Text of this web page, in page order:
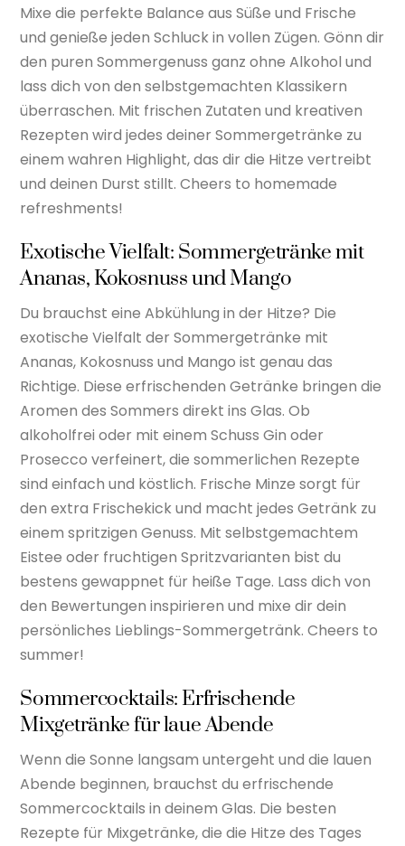
Mixe die perfekte Balance aus Süße und Frische
und genieße jeden Schluck in vollen Zügen. Gönn dir
den puren Sommergenuss ganz ohne Alkohol und
lass dich von den selbstgemachten Klassikern
überraschen. Mit frischen Zutaten und kreativen
Rezepten wird jedes deiner Sommergetränke zu
einem wahren Highlight, das dir die Hitze vertreibt
und deinen Durst stillt. Cheers to homemade
refreshments!
Exotische Vielfalt: Sommergetränke mit
Ananas, Kokosnuss und Mango
Du brauchst eine Abkühlung in der Hitze? Die
exotische Vielfalt der Sommergetränke mit
Ananas, Kokosnuss und Mango ist genau das
Richtige. Diese erfrischenden Getränke bringen die
Aromen des Sommers direkt ins Glas. Ob
alkoholfrei oder mit einem Schuss Gin oder
Prosecco verfeinert, die sommerlichen Rezepte
sind einfach und köstlich. Frische Minze sorgt für
den extra Frischekick und macht jedes Getränk zu
einem spritzigen Genuss. Mit selbstgemachtem
Eistee oder fruchtigen Spritzvarianten bist du
bestens gewappnet für heiße Tage. Lass dich von
den Bewertungen inspirieren und mixe dir dein
persönliches Lieblings-Sommergetränk. Cheers to
summer!
Sommercocktails: Erfrischende
Mixgetränke für laue Abende
Wenn die Sonne langsam untergeht und die lauen
Abende beginnen, brauchst du erfrischende
Sommercocktails in deinem Glas. Die besten
Rezepte für Mixgetränke, die die Hitze des Tages